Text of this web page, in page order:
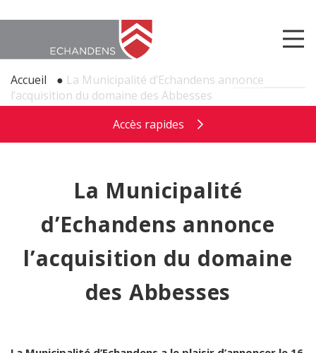
Accueil ● La Municipalité d’Echandens annonce
l’acquisition du domaine des Abbesses
Accès rapides
La Municipalité
d’Echandens annonce
l’acquisition du domaine
des Abbesses